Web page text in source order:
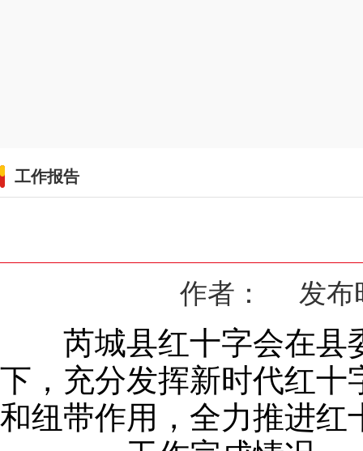
工作报告
作者： 发布
芮城县红十字会在县委
下，充分发挥新时代红十
和纽带作用，全力推进红